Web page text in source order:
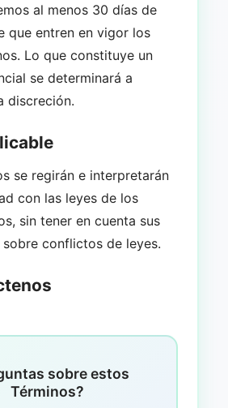
al menos 30 días de
que entren en vigor los
Lo que constituye un
se determinará a
discreción.
se regirán e interpretarán
con las leyes de los
sin tener en cuenta sus
conflictos de leyes.
sobre estos
Términos?